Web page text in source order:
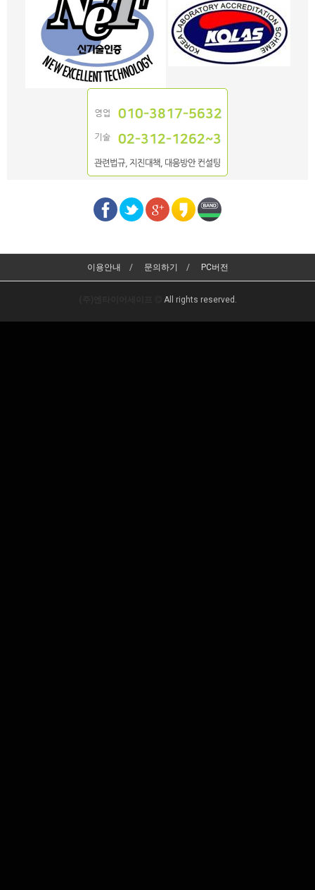
이용안내 문의하기 PC버전
All rights reserved.